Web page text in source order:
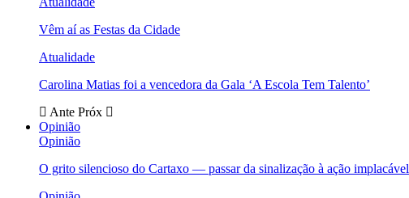
Vêm aí as Festas da Cidade
Atualidade
Carolina Matias foi a vencedora da Gala ‘A Escola Tem Talento’
Ante Próx
Opinião
Opinião
O grito silencioso do Cartaxo — passar da sinalização à ação implacável